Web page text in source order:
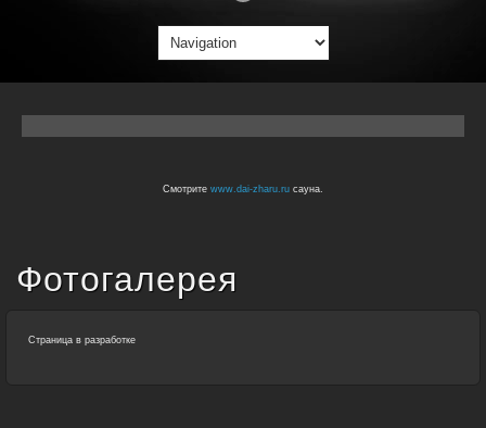
Смотрите www.dai-zharu.ru сауна.
Фотогалерея
Страница в разработке